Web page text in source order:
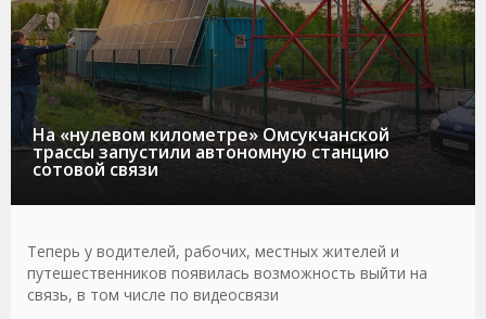
На «нулевом километре» Омсукчанской
трассы запустили автономную станцию
сотовой связи
Теперь у водителей, рабочих, местных жителей и
путешественников появилась возможность выйти на
связь, в том числе по видеосвязи